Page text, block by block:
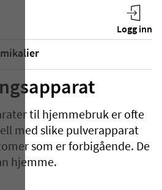
til hjemmebruk er ofte
med slike pulverapparat
som er forbigående. De
hjemme.